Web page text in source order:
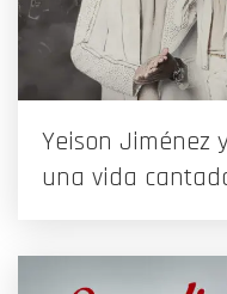
Yeison Jiménez
una vida